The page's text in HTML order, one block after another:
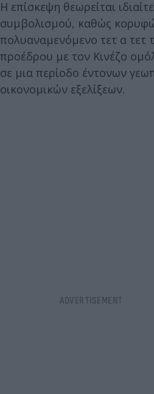
Η επίσκεψη θεωρείται
συμβολισμού, καθώς
πολυαναμενόμενο τετ α τετ
προέδρου με τον Κινέζο
σε μια περίοδο έντονων
οικονομικών εξελίξεων.